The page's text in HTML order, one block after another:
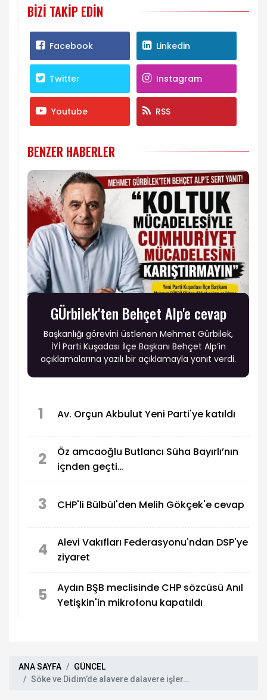
BIZI TAKIP EDIN
Facebook Linkedin
Twitter Instagram
Youtube RSS
BENZER HABERLER
GÜrbilek'ten Behçet Alp'e cevap
Başkanlığı görevini üstlenen Mehmet Gürbilek,
İYİ Parti Kuşadası İlçe Başkanı Behçet Alp’in
açıklamalarına yazılı bir açıklamayla yanıt verdi.
1 Av. Orçun Akbulut Yeni Parti'ye katıldı
2
Öz amcaoğlu Butlancı Süha Bayırlı’nın
içnden geçti…
3 CHP'li Bülbül'den Melih Gökçek'e cevap
4
Alevi Vakıfları Federasyonu'ndan DSP'ye
ziyaret
5
Aydın BŞB meclisinde CHP sözcüsü Anıl
Yetişkin'in mikrofonu kapatıldı
ANA SAYFA
GÜNCEL
Söke ve Didim’de alavere dalavere işler…